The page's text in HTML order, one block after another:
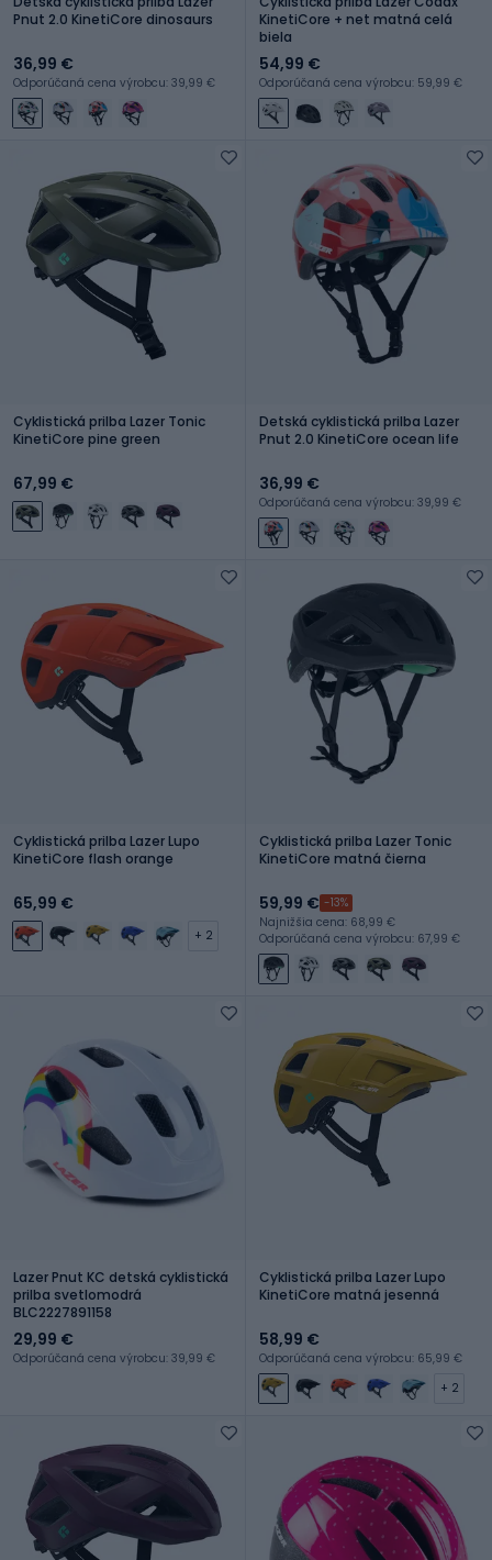
Pnut 2.0 KinetiCore dinosaurs
36,99 €
Odporúčaná cena výrobcu: 39,99 €
KinetiCore + net matná celá
biela
54,99 €
Odporúčaná cena výrobcu: 59,99 €
Cyklistická prilba Lazer Tonic
KinetiCore pine green
67,99 €
Detská cyklistická prilba Lazer
Pnut 2.0 KinetiCore ocean life
36,99 €
Odporúčaná cena výrobcu: 39,99 €
Cyklistická prilba Lazer Lupo
KinetiCore flash orange
65,99 €
+ 2
Cyklistická prilba Lazer Tonic
KinetiCore matná čierna
59,99 € -13%
Najnižšia cena: 68,99 €
Odporúčaná cena výrobcu: 67,99 €
Lazer Pnut KC detská cyklistická
prilba svetlomodrá
BLC2227891158
29,99 €
Odporúčaná cena výrobcu: 39,99 €
Cyklistická prilba Lazer Lupo
KinetiCore matná jesenná
58,99 €
Odporúčaná cena výrobcu: 65,99 €
+ 2